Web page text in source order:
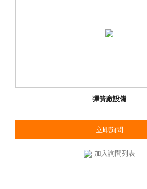
彈簧廠設備
立即詢問
加入詢問列表